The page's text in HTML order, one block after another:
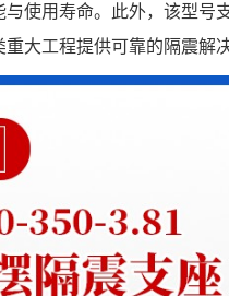
使用寿命。此外，该型号
大工程提供可靠的隔震解